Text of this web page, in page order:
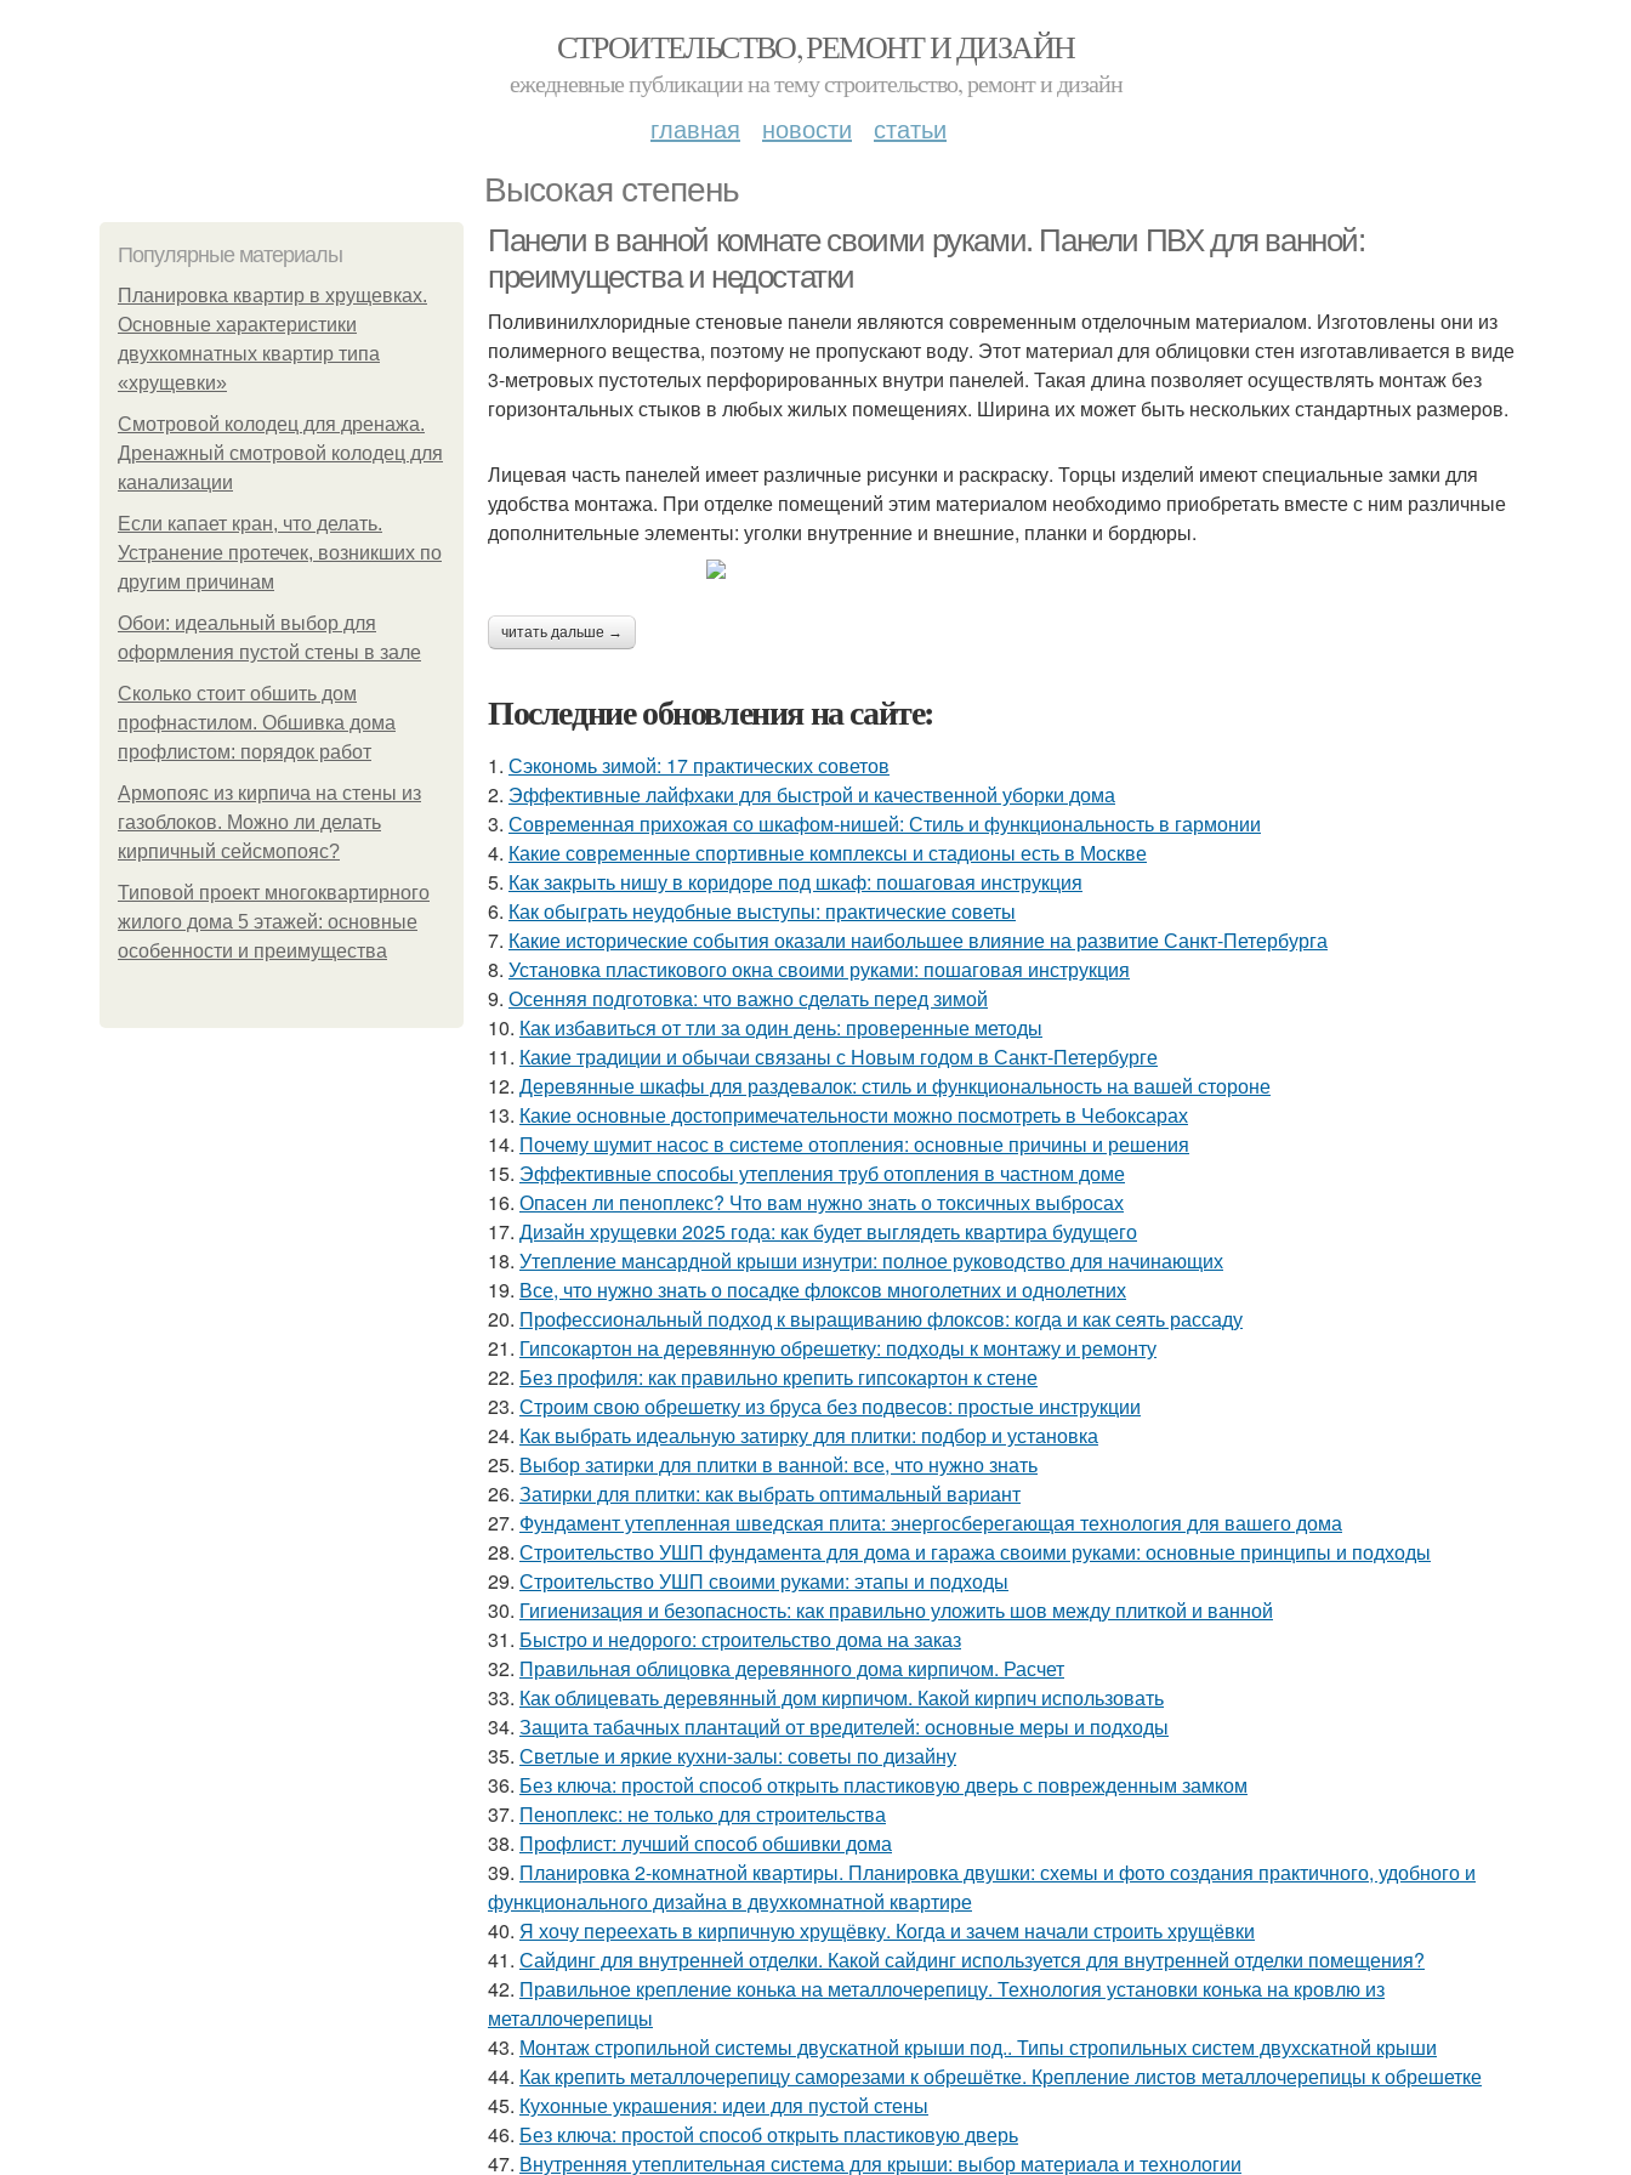
СТРОИТЕЛЬСТВО, РЕМОНТ И ДИЗАЙН
ежедневные публикации на тему строительство, ремонт и дизайн
главная новости статьи
Высокая степень
Популярные материалы
Планировка квартир в хрущевках.
Основные характеристики
двухкомнатных квартир типа
«хрущевки»
Смотровой колодец для дренажа.
Дренажный смотровой колодец для
канализации
Если капает кран, что делать.
Устранение протечек, возникших по
другим причинам
Обои: идеальный выбор для
оформления пустой стены в зале
Сколько стоит обшить дом
профнастилом. Обшивка дома
профлистом: порядок работ
Армопояс из кирпича на стены из
газоблоков. Можно ли делать
кирпичный сейсмопояс?
Типовой проект многоквартирного
жилого дома 5 этажей: основные
особенности и преимущества
Панели в ванной комнате своими руками. Панели ПВХ для ванной:
преимущества и недостатки
Поливинилхлоридные стеновые панели являются современным отделочным материалом. Изготовлены они из
полимерного вещества, поэтому не пропускают воду. Этот материал для облицовки стен изготавливается в виде
3-метровых пустотелых перфорированных внутри панелей. Такая длина позволяет осуществлять монтаж без
горизонтальных стыков в любых жилых помещениях. Ширина их может быть нескольких стандартных размеров.
Лицевая часть панелей имеет различные рисунки и раскраску. Торцы изделий имеют специальные замки для
удобства монтажа. При отделке помещений этим материалом необходимо приобретать вместе с ним различные
дополнительные элементы: уголки внутренние и внешние, планки и бордюры.
читать дальше →
Последние обновления на сайте:
1. Сэкономь зимой: 17 практических советов
2. Эффективные лайфхаки для быстрой и качественной уборки дома
3. Современная прихожая со шкафом-нишей: Стиль и функциональность в гармонии
4. Какие современные спортивные комплексы и стадионы есть в Москве
5. Как закрыть нишу в коридоре под шкаф: пошаговая инструкция
6. Как обыграть неудобные выступы: практические советы
7. Какие исторические события оказали наибольшее влияние на развитие Санкт-Петербурга
8. Установка пластикового окна своими руками: пошаговая инструкция
9. Осенняя подготовка: что важно сделать перед зимой
10. Как избавиться от тли за один день: проверенные методы
11. Какие традиции и обычаи связаны с Новым годом в Санкт-Петербурге
12. Деревянные шкафы для раздевалок: стиль и функциональность на вашей стороне
13. Какие основные достопримечательности можно посмотреть в Чебоксарах
14. Почему шумит насос в системе отопления: основные причины и решения
15. Эффективные способы утепления труб отопления в частном доме
16. Опасен ли пеноплекс? Что вам нужно знать о токсичных выбросах
17. Дизайн хрущевки 2025 года: как будет выглядеть квартира будущего
18. Утепление мансардной крыши изнутри: полное руководство для начинающих
19. Все, что нужно знать о посадке флоксов многолетних и однолетних
20. Профессиональный подход к выращиванию флоксов: когда и как сеять рассаду
21. Гипсокартон на деревянную обрешетку: подходы к монтажу и ремонту
22. Без профиля: как правильно крепить гипсокартон к стене
23. Строим свою обрешетку из бруса без подвесов: простые инструкции
24. Как выбрать идеальную затирку для плитки: подбор и установка
25. Выбор затирки для плитки в ванной: все, что нужно знать
26. Затирки для плитки: как выбрать оптимальный вариант
27. Фундамент утепленная шведская плита: энергосберегающая технология для вашего дома
28. Строительство УШП фундамента для дома и гаража своими руками: основные принципы и подходы
29. Строительство УШП своими руками: этапы и подходы
30. Гигиенизация и безопасность: как правильно уложить шов между плиткой и ванной
31. Быстро и недорого: строительство дома на заказ
32. Правильная облицовка деревянного дома кирпичом. Расчет
33. Как облицевать деревянный дом кирпичом. Какой кирпич использовать
34. Защита табачных плантаций от вредителей: основные меры и подходы
35. Светлые и яркие кухни-залы: советы по дизайну
36. Без ключа: простой способ открыть пластиковую дверь с поврежденным замком
37. Пеноплекс: не только для строительства
38. Профлист: лучший способ обшивки дома
39. Планировка 2-комнатной квартиры. Планировка двушки: схемы и фото создания практичного, удобного и
функционального дизайна в двухкомнатной квартире
40. Я хочу переехать в кирпичную хрущёвку. Когда и зачем начали строить хрущёвки
41. Сайдинг для внутренней отделки. Какой сайдинг используется для внутренней отделки помещения?
42. Правильное крепление конька на металлочерепицу. Технология установки конька на кровлю из
металлочерепицы
43. Монтаж стропильной системы двускатной крыши под.. Типы стропильных систем двухскатной крыши
44. Как крепить металлочерепицу саморезами к обрешётке. Крепление листов металлочерепицы к обрешетке
45. Кухонные украшения: идеи для пустой стены
46. Без ключа: простой способ открыть пластиковую дверь
47. Внутренняя утеплительная система для крыши: выбор материала и технологии